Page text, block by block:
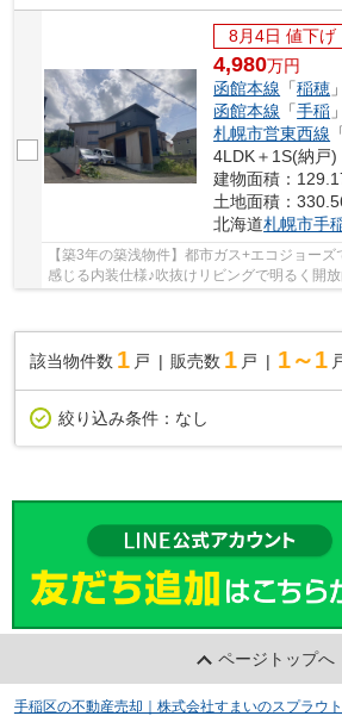
8月4日 値下げ
4,980万円
函館本線 「稲穂
函館本線 「手稲
札幌市営東西線
4LDK＋1S(納戸)
建物面積：
土地面積：
北海道札幌市手
【築3年の築浅物件】都市ガス+エコジョー
感じる内装仕様♪吹抜けリビングで明るく開
該当物件数 1 戸 販売数 1 戸 1～1
絞り込み条件： なし
ページトップへ
手稲区の不動産売却｜株式会社すまいのスプラウト